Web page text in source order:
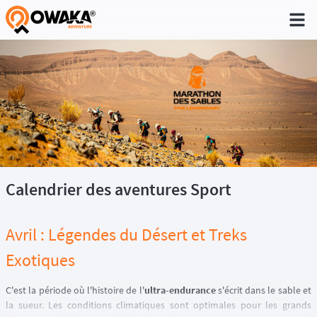
®
Calendrier des aventures Sport
Avril : Légendes du Désert et Treks
Exotiques
C'est la période où l'histoire de l'ultra-endurances'écrit dans le sable et
la sueur. Les conditions climatiques sont optimales pour les grands